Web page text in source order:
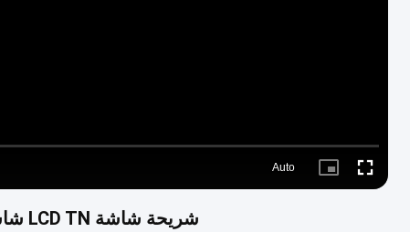
Auto
Picture- Fullscreen
شريحة شاشة LCD TN شاشة شاشة LCD ضوء خلفي أزرق HT1621 وحدة COB